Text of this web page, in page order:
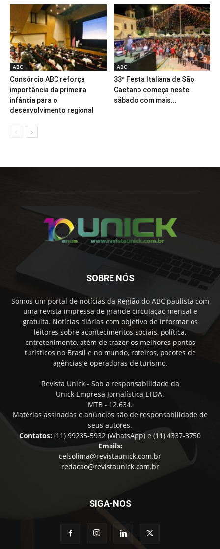
ABC
Consórcio ABC reforça
importância da primeira
infância para o
desenvolvimento regional
ABC
33ª Festa Italiana de São
Caetano começa neste
sábado com mais...
SOBRE NÓS
Somos um portal de notícias da Região do ABC paulista com
uma revista impressa de grande circulação mensal e
gratuita. Notícias diárias com objetivo de informar os
leitores sobre acontecimentos sociais, política,
entretenimento, atém de trazer os melhores pontos
turísticos no Brasil e no mundo, roteiros, pacotes de
agências e operadoras de turismo.
Revista Unick - Sob a responsabilidade da
Unick Empresa Jornalística LTDA.
MTB - 12.634.
Matérias assinadas e anúncios são de responsabilidade de
seus autores.
Contatos: (11) 99235-5932 (WhatsApp) e (11) 4337-3750
Emails:
celsolima@revistaunick.com.br
redacao@revistaunick.com.br
SIGA-NOS